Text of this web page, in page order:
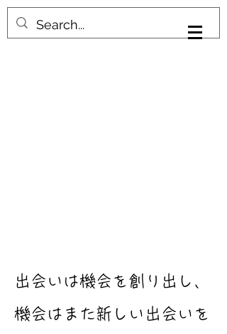
キカイトデアイ
出会いは機会を創り出し、
​機会はまた新しい出会いを